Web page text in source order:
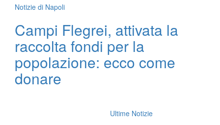
Notizie di Napoli
Campi Flegrei, attivata la
raccolta fondi per la
popolazione: ecco come
donare
Ultime Notizie